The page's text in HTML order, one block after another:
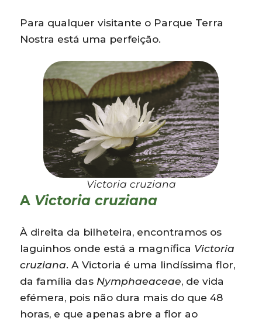
Para qualquer visitante o Parque Terra
Nostra está uma perfeição.
Victoria cruziana
A Victoria cruziana
À direita da bilheteira, encontramos os
laguinhos onde está a magnífica Victoria
cruziana. A Victoria é uma lindíssima flor,
da família das Nymphaeaceae, de vida
efémera, pois não dura mais do que 48
horas, e que apenas abre a flor ao